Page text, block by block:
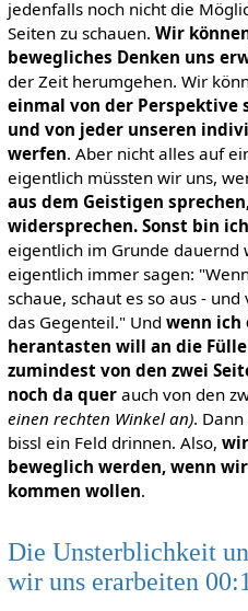
jedenfalls noch nicht die
Seiten zu schauen. Wir
bewegliches Denken uns
der Zeit herumgehen. Wir
einmal von der Perspektive
und von jeder unseren
werfen. Aber nicht alles auf
eigentlich müssten wir uns,
aus dem Geistigen
widersprechen. Sonst bin
eigentlich im Grunde dauernd
eigentlich immer sagen:
schaue, schaut es so aus -
das Gegenteil." Und wenn ich
herantasten will an die
zumindest von den zwei
noch da querauch von den
einen rechten Winkel an).
bissl ein Feld drinnen. Also,
beweglich werden, wenn
kommen wollen.
Die Unsterblichkeit
wir uns erarbeiten